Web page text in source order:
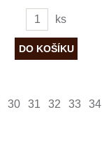
ks
30 31 32 33 34